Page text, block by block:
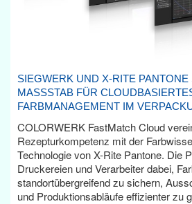
SIEGWERK UND X-RITE
MASSSTAB FÜR CLOUDBASIERTES
ARBMANAGEMENT IM
COLORWERK FastMatch Cloud
Rezepturkompetenz mit der
Technologie von X-Rite Pantone. Die
Druckereien und Verarbeiter dabei,
standortübergreifend zu sichern,
und Produktionsabläufe effizienter zu